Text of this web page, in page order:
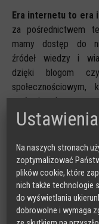
Era internetu to era
za pośrednictwem
mamy dostęp do
źródeł wiedzy i
dzięki blogom
społecznościowym,
stać się aktywnym
publikować własne
nieprawdziwe
autora lub z
Umiejętność
czerpaniu
zjawisko deepfake'ów
weryfikacji
Na naszych stronach
zoptymalizować
plików cookie, które
nich także technologie
do wyświetlania
dobrowolne i wymaga